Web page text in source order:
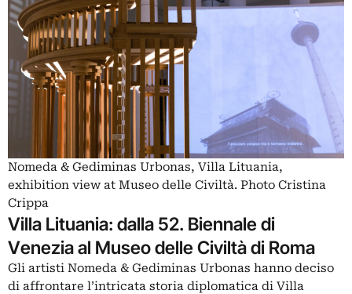
Nomeda & Gediminas Urbonas, Villa Lituania,
exhibition view at Museo delle Civiltà. Photo Cristina
Crippa
Villa Lituania: dalla 52. Biennale di
Venezia al Museo delle Civiltà di Roma
Gli artisti Nomeda & Gediminas Urbonas hanno deciso
di affrontare l’intricata storia diplomatica di Villa